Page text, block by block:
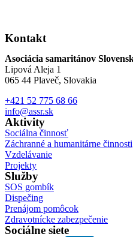
Kontakt
Asociácia samaritánov
Lipová Aleja 1
065 44 Plaveč, Slovakia
+421 52 775 68 66
info@assr.sk
Aktivity
Sociálna činnosť
Záchranné a humanitárne činnosti
Vzdelávanie
Projekty
Služby
SOS gombík
Dispečing
Prenájom pomôcok
Zdravotnícke zabezpečenie
Sociálne siete